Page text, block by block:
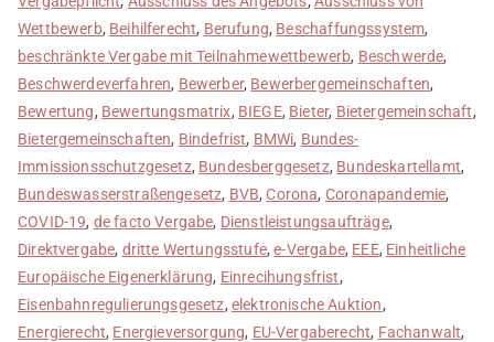
Wettbewerb, Beihilferecht, Berufung, Beschaffungssystem,
beschränkte Vergabe mit Teilnahmewettbewerb, Beschwerde,
Beschwerdeverfahren, Bewerber, Bewerbergemeinschaften,
Bewertung, Bewertungsmatrix, BIEGE, Bieter, Bietergemeinschaft,
Bietergemeinschaften, Bindefrist, BMWi, Bundes-
Immissionsschutzgesetz, Bundesberggesetz, Bundeskartellamt,
Bundeswasserstraßengesetz, BVB,Corona, Coronapandemie,
COVID-19, de facto Vergabe, Dienstleistungsaufträge,
Direktvergabe, dritte Wertungsstufe,e-Vergabe, EEE, Einheitliche
Europäische Eigenerklärung, Einrecihungsfrist,
Eisenbahnregulierungsgesetz, elektronische Auktion,
Energierecht, Energieversorgung, EU-Vergaberecht, Fachanwalt,